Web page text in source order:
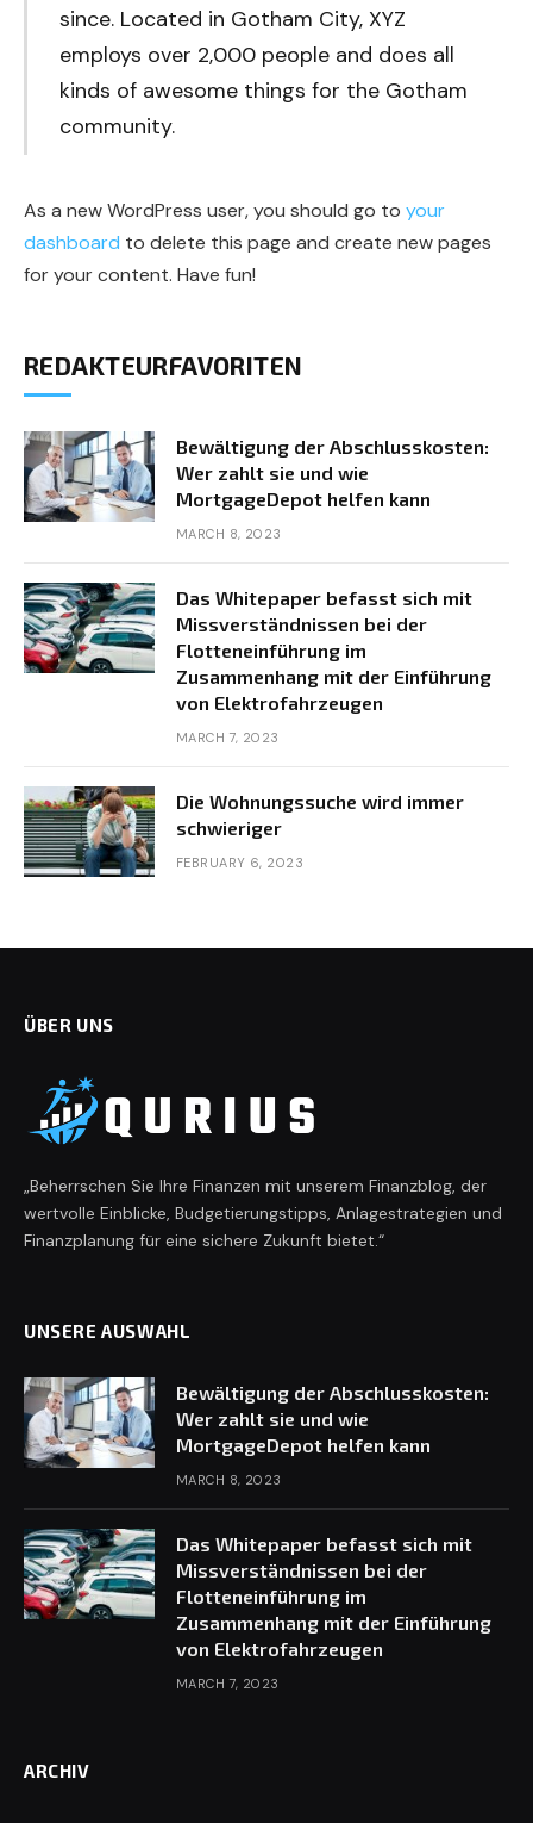
since. Located in Gotham City, XYZ
employs over 2,000 people and does all
kinds of awesome things for the Gotham
community.
As a new WordPress user, you should go to your
dashboard to delete this page and create new pages
for your content. Have fun!
REDAKTEURFAVORITEN
Bewältigung der Abschlusskosten:
Wer zahlt sie und wie
MortgageDepot helfen kann
MARCH 8, 2023
Das Whitepaper befasst sich mit
Missverständnissen bei der
Flotteneinführung im
Zusammenhang mit der Einführung
von Elektrofahrzeugen
MARCH 7, 2023
Die Wohnungssuche wird immer
schwieriger
FEBRUARY 6, 2023
ÜBER UNS
„Beherrschen Sie Ihre Finanzen mit unserem Finanzblog, der
wertvolle Einblicke, Budgetierungstipps, Anlagestrategien und
Finanzplanung für eine sichere Zukunft bietet.“
UNSERE AUSWAHL
Bewältigung der Abschlusskosten:
Wer zahlt sie und wie
MortgageDepot helfen kann
MARCH 8, 2023
Das Whitepaper befasst sich mit
Missverständnissen bei der
Flotteneinführung im
Zusammenhang mit der Einführung
von Elektrofahrzeugen
MARCH 7, 2023
ARCHIV